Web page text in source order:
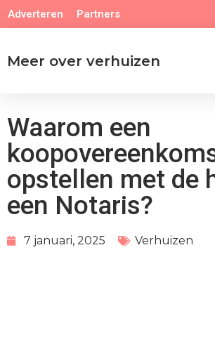
Adverteren Partners
Meer over verhuizen
Waarom een
opstellen met de
een Notaris?
7 januari, 2025 Verhuizen